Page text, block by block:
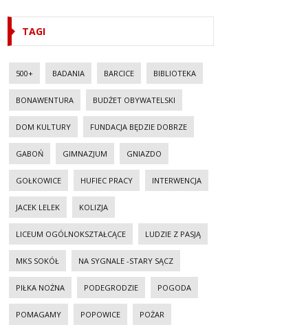
TAGI
500+ BADANIA BARCICE BIBLIOTEKA
BONAWENTURA BUDŻET OBYWATELSKI
DOM KULTURY FUNDACJA BĘDZIE DOBRZE
GABOŃ GIMNAZJUM GNIAZDO
GOŁKOWICE HUFIEC PRACY INTERWENCJA
JACEK LELEK KOLIZJA
LICEUM OGÓLNOKSZTAŁCĄCE LUDZIE Z PASJĄ
MKS SOKÓŁ NA SYGNALE -STARY SĄCZ
PIŁKA NOŻNA PODEGRODZIE POGODA
POMAGAMY POPOWICE POŻAR